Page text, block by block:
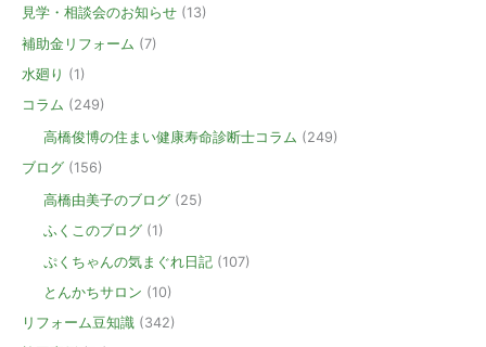
見学・相談会のお知らせ (13)
補助金リフォーム (7)
水廻り (1)
コラム (249)
高橋俊博の住まい健康寿命診断士コラム (249)
ブログ (156)
高橋由美子のブログ (25)
ふくこのブログ (1)
ぷくちゃんの気まぐれ日記 (107)
とんかちサロン (10)
リフォーム豆知識 (342)